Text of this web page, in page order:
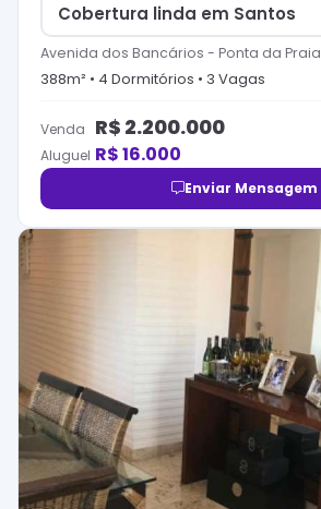
Cobertura linda em Santos
Avenida dos Bancários - Ponta da Praia
388m² • 4 Dormitórios • 3 Vagas
Venda R$ 2.200.000
Aluguel R$16.000
Enviar Mensagem